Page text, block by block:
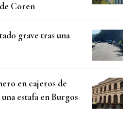
Coren
grave tras una
en cajeros de
estafa en Burgos